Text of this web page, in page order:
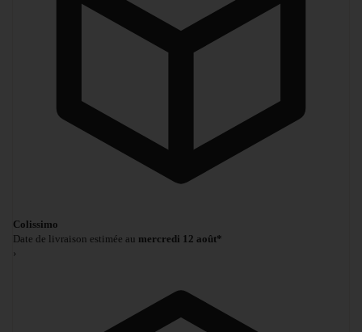
Colissimo
Date de livraison estimée au mercredi 12 août*
›